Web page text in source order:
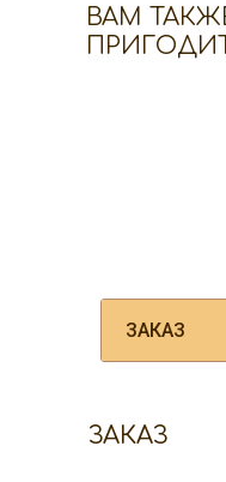
ВАМ
ЗАКАЗ